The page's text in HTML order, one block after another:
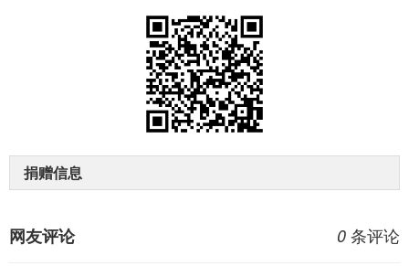
捐赠信息
0 条评论
网友评论